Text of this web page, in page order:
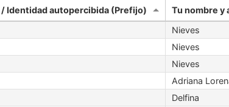
Identidad autopercibida (Prefijo) Tu nombre y
Nieves
Nieves
Nieves
Adriana
Delfina